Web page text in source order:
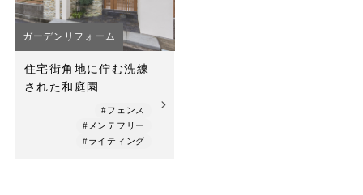
ガーデンリフォーム
住宅街角地に佇む洗練
された和庭園
#フェンス
#メンテフリー
#ライティング